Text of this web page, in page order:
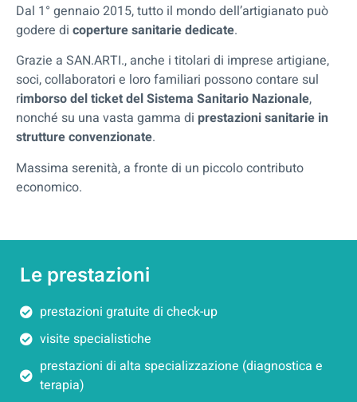
Dal 1° gennaio 2015, tutto il mondo dell’artigianato può
godere di coperture sanitarie dedicate.
Grazie a SAN.ARTI., anche i titolari di imprese artigiane,
soci, collaboratori e loro familiari possono contare sul
rimborso del ticket del Sistema Sanitario Nazionale,
nonché su una vasta gamma di prestazioni sanitarie in
strutture convenzionate.
Massima serenità, a fronte di un piccolo contributo
economico.
Le prestazioni
prestazioni gratuite di check-up
visite specialistiche
prestazioni di alta specializzazione (diagnostica e
terapia)